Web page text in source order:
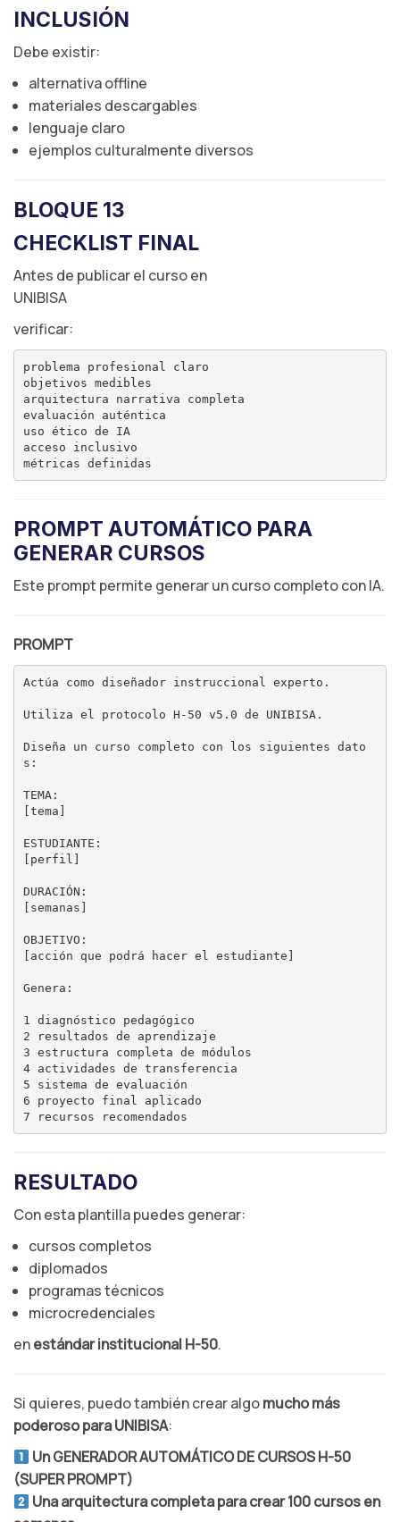
INCLUSIÓN
Debe existir:
alternativa offline
materiales descargables
lenguaje claro
ejemplos culturalmente diversos
BLOQUE 13
CHECKLIST FINAL
Antes de publicar el curso en
UNIBISA
verificar:
problema profesional claro
objetivos medibles
arquitectura narrativa completa
evaluación auténtica
uso ético de IA
acceso inclusivo
PROMPT AUTOMÁTICO PARA
GENERAR CURSOS
Este prompt permite generar un curso completo con IA.
PROMPT
Actúa como diseñador instruccional experto.
Utiliza el protocolo H-50 v5.0 de UNIBISA.
Diseña un curso completo con los siguientes dato
s:
TEMA:
[tema]
ESTUDIANTE:
[perfil]
DURACIÓN:
[semanas]
OBJETIVO:
[acción que podrá hacer el estudiante]
Genera:
1 diagnóstico pedagógico
2 resultados de aprendizaje
3 estructura completa de módulos
4 actividades de transferencia
5 sistema de evaluación
6 proyecto final aplicado
RESULTADO
Con esta plantilla puedes generar:
cursos completos
diplomados
programas técnicos
microcredenciales
enestándar institucional H-50.
Si quieres, puedo también crear algomucho más
poderoso para UNIBISA:
Un GENERADOR AUTOMÁTICO DE CURSOS H-50
(SUPER PROMPT)
Una arquitectura completa para crear 100 cursos en